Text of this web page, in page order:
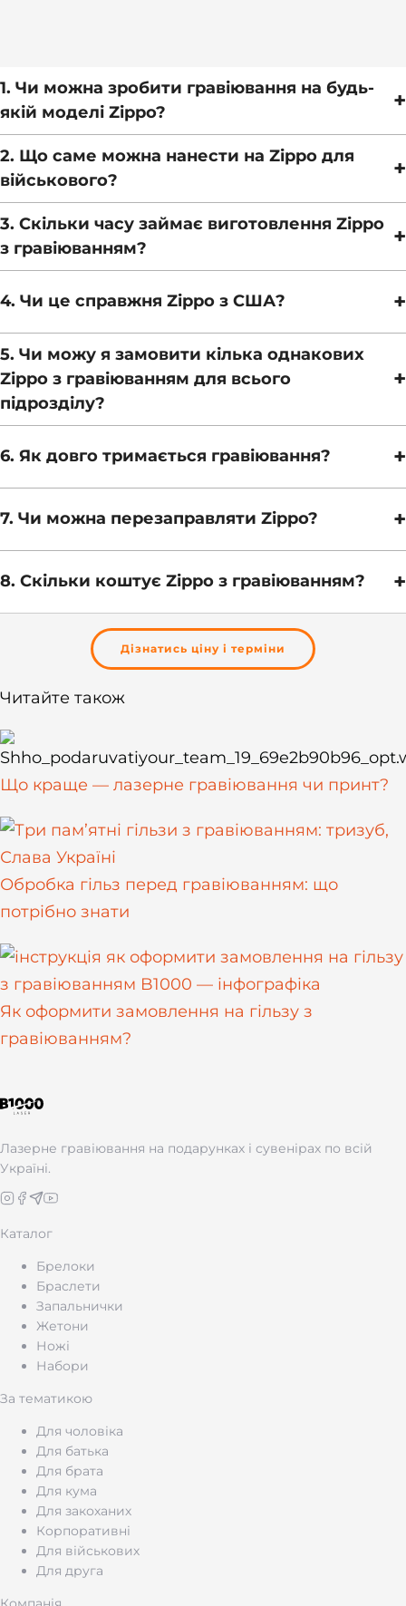
1. Чи можна зробити гравіювання на будь-
якій моделі Zippo?
+
2. Що саме можна нанести на Zippo для
військового?
+
3. Скільки часу займає виготовлення Zippo
з гравіюванням?
+
4. Чи це справжня Zippo з США? +
5. Чи можу я замовити кілька однакових
Zippo з гравіюванням для всього
підрозділу?
+
6. Як довго тримається гравіювання? +
7. Чи можна перезаправляти Zippo? +
8. Скільки коштує Zippo з гравіюванням? +
Дізнатись ціну і терміни
Читайте також
Що краще — лазерне гравіювання чи принт?
Обробка гільз перед гравіюванням: що
потрібно знати
Як оформити замовлення на гільзу з
гравіюванням?
Лазерне гравіювання на подарунках і сувенірах по всій
Україні.
Каталог
Брелоки
Браслети
Запальнички
Жетони
Ножі
Набори
За тематикою
Для чоловіка
Для батька
Для брата
Для кума
Для закоханих
Корпоративні
Для військових
Для друга